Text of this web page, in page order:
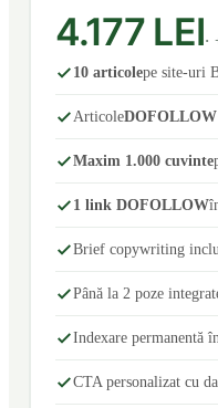
4.177 LEI·
10 articolepe site-uri
ArticoleDOFOLLOW
Maxim 1.000 cuvinte
1 link DOFOLLOW
Brief copywriting
Până la 2 poze
Indexare permanentă
CTA personalizat cu